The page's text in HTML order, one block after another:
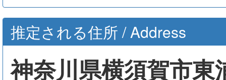
推定される住所 / Address
神奈川県横須賀市東